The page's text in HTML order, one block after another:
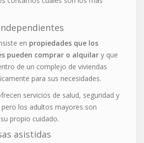
en propiedades que los
pueden comprar o alquilar y que
de un complejo de viviendas
para sus necesidades.
servicios de salud, seguridad y
los adultos mayores son
propio cuidado.
asistidas